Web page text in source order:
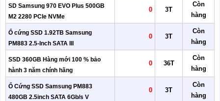
SD Samsung 970 EVO Plus 500GB
M2 2280 PCIe NVMe
0 3T
Còn
hàng
Ổ cứng SSD 1.92TB Samsung
PM883 2.5-Inch SATA III
0 3T
Còn
hàng
SSD 360GB Hàng mới 100 % bảo
hành 3 năm chính hãng
0 36T
Còn
hàng
Ổ Cứng SSD Samsung PM883
480GB 2.5inch SATA 6Gb/s V
0 3T
Còn
hàng